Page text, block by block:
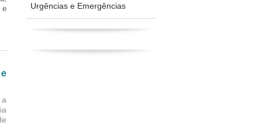
e
Urgências e Emergências